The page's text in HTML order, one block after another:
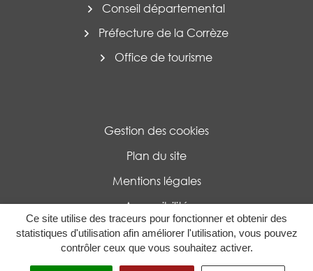
Ce site utilise des traceurs pour fonctionner et obtenir des
statistiques d'utilisation afin améliorer l'utilisation, vous pouvez
contrôler ceux que vous souhaitez activer.
MENU RECHERCHE
Conseil départemental
Préfecture de la Corrèze
Office de tourisme
Gestion des cookies
Plan du site
Mentions légales
Accessibilité
Politique de confidentialité